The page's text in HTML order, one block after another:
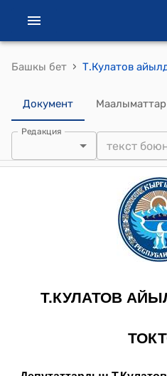
Башкы бет ›
Документ Маалыматтар
Редакция